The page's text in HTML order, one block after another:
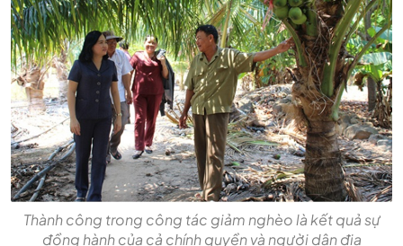
Thành công trong công tác giảm nghèo là kết quả sự
đồng hành của cả chính quyền và người dân địa